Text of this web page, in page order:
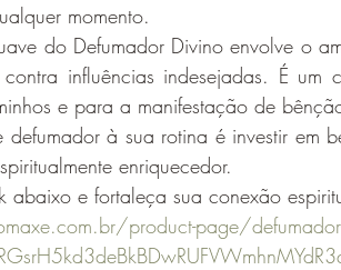
momento.
do Defumador Divino envolve o
influências indesejadas. É um
e para a manifestação de
defumador à sua rotina é investir em
enriquecedor.
e fortaleça sua conexão
product-page/defumador-